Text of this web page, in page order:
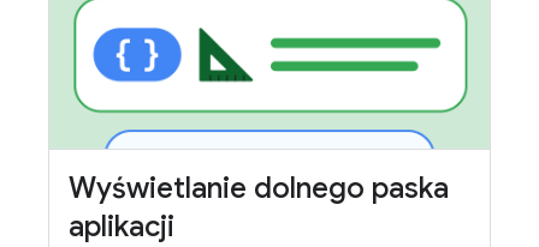
Wyświetlanie dolnego paska
aplikacji